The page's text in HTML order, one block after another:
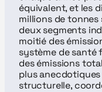
équivalent, et les
millions de tonnes
deux segments
moitié des
système de santé
des émissions
plus
structurelle,